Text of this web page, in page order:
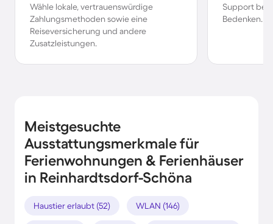
Wähle lokale, vertrauenswürdige
Zahlungsmethoden sowie eine
Reiseversicherung und andere
Zusatzleistungen.
Support bei
Bedenken.
Meistgesuchte
Ausstattungsmerkmale für
Ferienwohnungen & Ferienhäuser
in Reinhardtsdorf-Schöna
Haustier erlaubt (52) WLAN (146)